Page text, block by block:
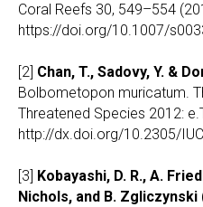
Coral Reefs 30, 549–554
https://doi.org/10.1007/
[2] Chan, T., Sadovy, Y. &
Bolbometopon muricatum.
Threatened Species 2012:
http://dx.doi.org/10.2305/
[3]
Kobayashi, D. R., A.
Nichols, and B. Zgliczynski